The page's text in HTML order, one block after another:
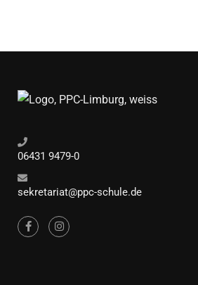
06431 9479-0
sekretariat@ppc-schule.de